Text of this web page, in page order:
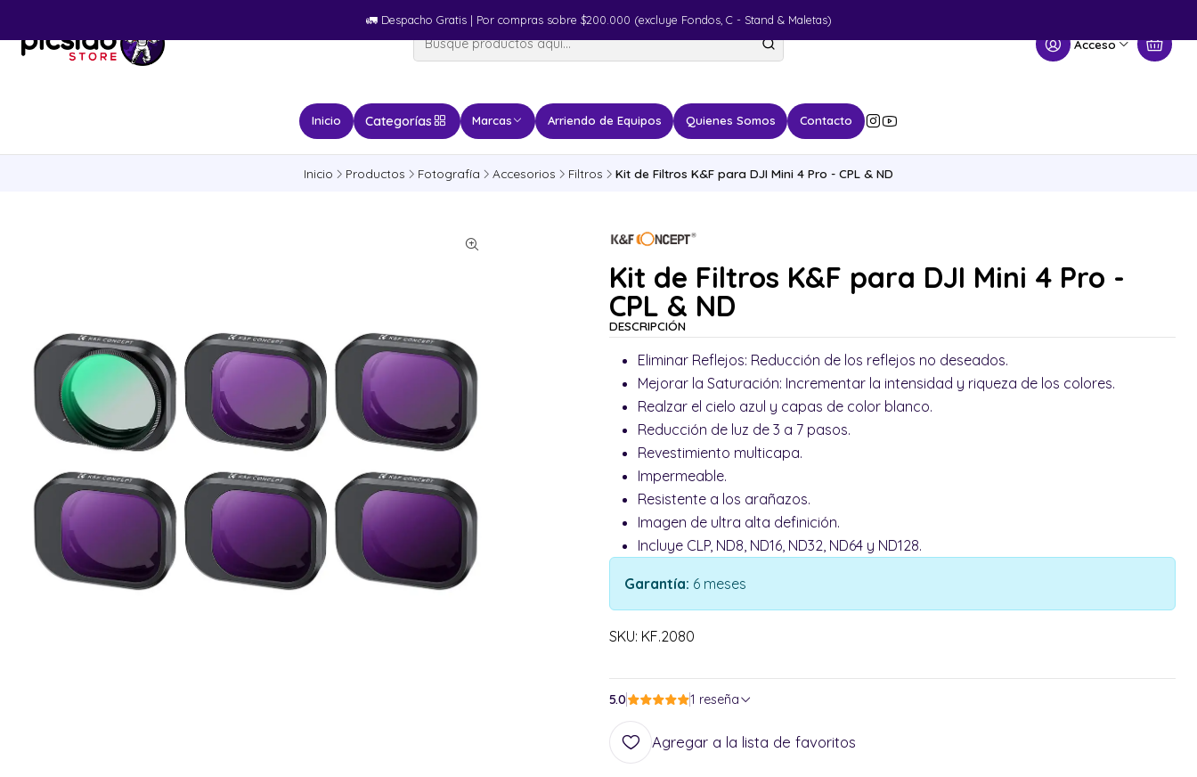
Acceso
Inicio Categorías Marcas Arriendo de Equipos Quienes Somos Contacto
🚛​ Despacho Gratis | Por compras sobre $200.000 (excluye Fondos, C - Stand & Maletas)
Inicio Productos Fotografía Accesorios Filtros Kit de Filtros K&F para DJI Mini 4 Pro - CPL & ND
Kit de Filtros K&F para DJI Mini 4 Pro -
CPL & ND
DESCRIPCIÓN
Eliminar Reflejos: Reducción de los reflejos no deseados.
Mejorar la Saturación: Incrementar la intensidad y riqueza de los colores.
Realzar el cielo azul y capas de color blanco.
Reducción de luz de 3 a 7 pasos.
Revestimiento multicapa.
Impermeable.
Resistente a los arañazos.
Imagen de ultra alta definición.
Incluye CLP, ND8, ND16, ND32, ND64 y ND128.
Garantía: 6 meses
SKU: KF.2080
5.0 1 reseña
Agregar a la lista de favoritos